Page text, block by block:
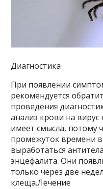
Диагностика
При появлении
рекомендуется
проведения
анализ крови на
имеет смысла, потому
промежуток времени
выработаться
энцефалита. Они
только через две
клеща.Лечение